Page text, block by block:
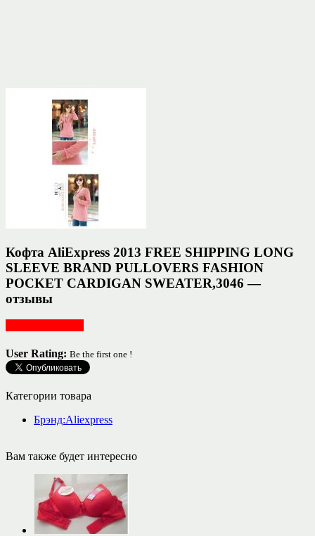
Кофта AliExpress 2013 FREE SHIPPING LONG
SLEEVE BRAND PULLOVERS FASHION
POCKET CARDIGAN SWEATER,3046 —
отзывы
User Rating: Be the first one !
Категории товара
Брэнд:Aliexpress
Вам также будет интересно